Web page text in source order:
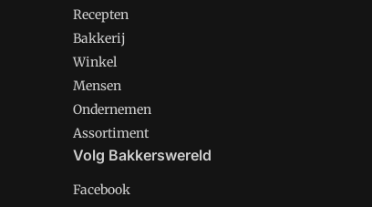
Recepten
Bakkerij
Winkel
Mensen
Ondernemen
Assortiment
Volg Bakkerswereld
Facebook